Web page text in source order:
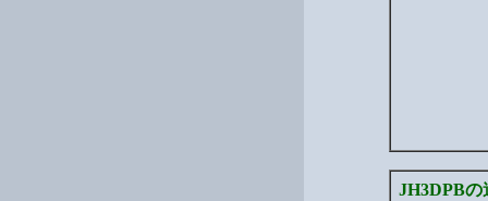
JH3DPBの